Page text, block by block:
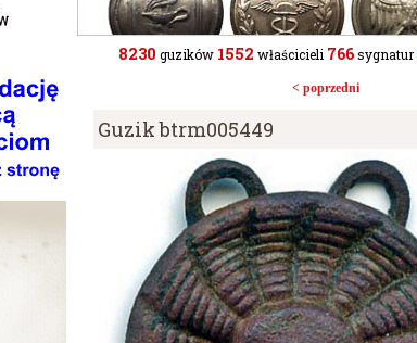
8230 guzików 1552 właścicieli 766sygnatur
< poprzedni
Guzik btrm005449